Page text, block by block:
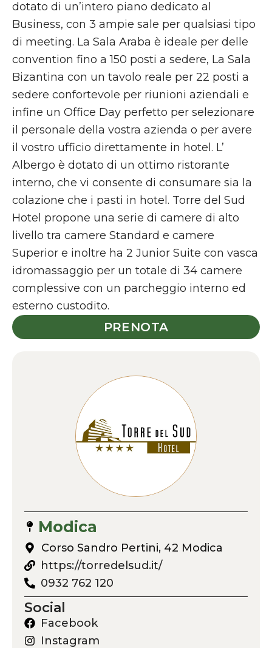
dotato di un’intero piano dedicato al
Business, con 3 ampie sale per qualsiasi tipo
di meeting. La Sala Araba è ideale per delle
convention fino a 150 posti a sedere, La Sala
Bizantina con un tavolo reale per 22 posti a
sedere confortevole per riunioni aziendali e
infine un Office Day perfetto per selezionare
il personale della vostra azienda o per avere
il vostro ufficio direttamente in hotel. L’
Albergo è dotato di un ottimo ristorante
interno, che vi consente di consumare sia la
colazione che i pasti in hotel. Torre del Sud
Hotel propone una serie di camere di alto
livello tra camere Standard e camere
Superior e inoltre ha 2 Junior Suite con vasca
idromassaggio per un totale di 34 camere
complessive con un parcheggio interno ed
esterno custodito.
PRENOTA
Modica
Corso Sandro Pertini, 42 Modica
https://torredelsud.it/
0932 762 120
Social
Facebook
Instagram